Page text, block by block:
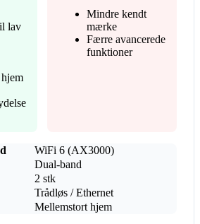
lav
Mindre kendt
mærke
Færre avancerede
funktioner
WiFi 6 (AX3000)
Dual-band
2 stk
Trådløs / Ethernet
Mellemstort hjem